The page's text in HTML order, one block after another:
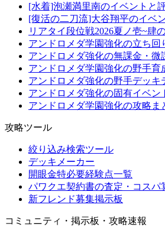
[水着]泡瀬満里南のイベントと
[復活の二刀流]大谷翔平のイベ
リアタイ段位戦2026夏ノ壱~肆
アンドロメダ学園強化の立ち回
アンドロメダ強化の無課金・微
アンドロメダ学園強化の野手育
アンドロメダ強化の野手デッキ
アンドロメダ強化の固有イベン
アンドロメダ学園強化の攻略ま
攻略ツール
絞り込み検索ツール
デッキメーカー
開眼金特必要経験点一覧
パワクエ契約書の査定・コスパ
新フレンド募集掲示板
コミュニティ・掲示板・攻略速報